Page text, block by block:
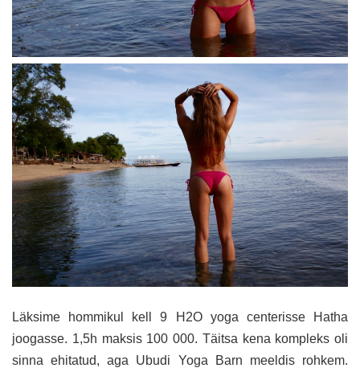
Läksime hommikul kell 9 H2O yoga centerisse Hatha
joogasse. 1,5h maksis 100 000. Täitsa kena kompleks oli
sinna ehitatud, aga Ubudi Yoga Barn meeldis rohkem.